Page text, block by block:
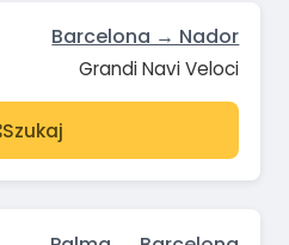
Barcelona → Nador
Grandi Navi Veloci
Szukaj